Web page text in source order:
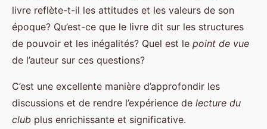
livre reflète-t-il les attitudes et les valeurs de son
époque? Qu’est-ce que le livre dit sur les structures
de pouvoir et les inégalités? Quel est le point de vue
de l’auteur sur ces questions?
C’est une excellente manière d’approfondir les
discussions et de rendre l’expérience de lecture du
club plus enrichissante et significative.